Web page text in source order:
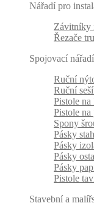
Nářadí pro
Závitníky
Řezače
Spojovací
Ruční
Ruční
Pistole na
Pistole na
Spony
Pásky
Pásky
Pásky
Pásky
Pistole
Stavební a